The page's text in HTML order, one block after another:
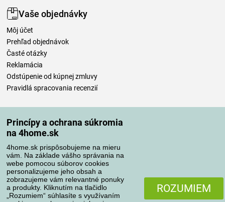
Princípy a ochrana súkromia
na 4home.sk
4home.sk prispôsobujeme na mieru
vám. Na základe vášho správania na
webe pomocou súborov cookies
personalizujeme jeho obsah a
zobrazujeme vám relevantné ponuky
a produkty. Kliknutím na tlačidlo
„Rozumiem“ súhlasíte s využívaním
ROZUMIEM
Vaše objednávky
Môj účet
Prehľad objednávok
Časté otázky
Reklamácia
Odstúpenie od kúpnej zmluvy
Pravidlá spracovania recenzií
Spôsoby platby
Spoľahlivý obchod